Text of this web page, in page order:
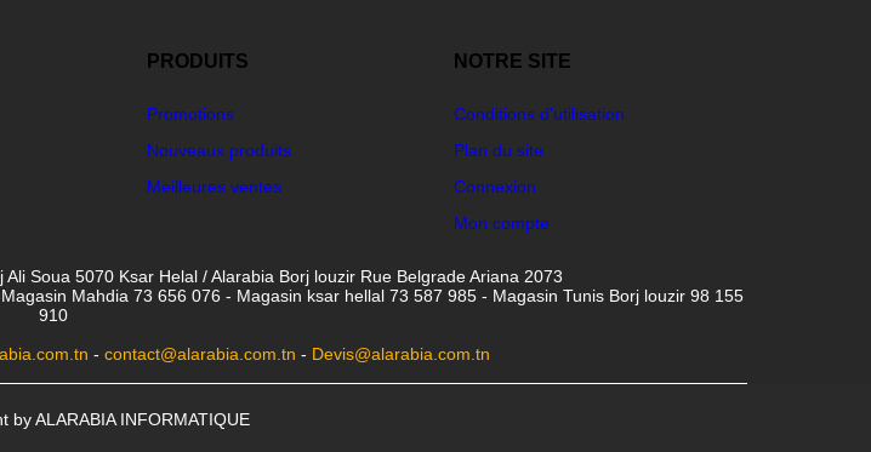
PRODUITS
Promotions
Nouveaux produits
Meilleures ventes
NOTRE SITE
Conditions d'utilisation
Plan du site
Connexion
Mon compte
Soua 5070 Ksar Helal / Alarabia Borj louzir Rue Belgrade Ariana 2073
Mahdia 73 656 076 - Magasin ksar hellal 73 587 985 - Magasin Tunis Borj louzir 98 155
910
- contact@alarabia.com.tn - Devis@alarabia.com.tn
by ALARABIA INFORMATIQUE